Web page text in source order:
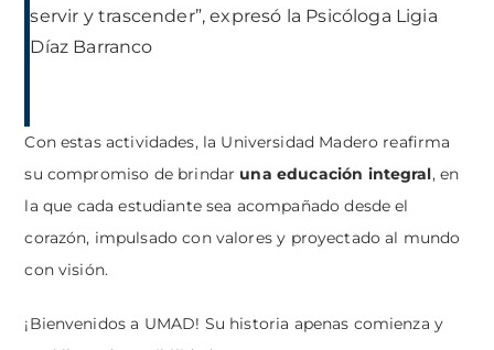
servir y trascender”, expresó la Psicóloga Ligia
Díaz Barranco
Con estas actividades, la Universidad Madero reafirma
su compromiso de brindar una educación integral, en
la que cada estudiante sea acompañado desde el
corazón, impulsado con valores y proyectado al mundo
con visión.
¡Bienvenidos a UMAD! Su historia apenas comienza y